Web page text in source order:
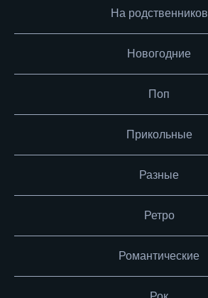
На родственников
Новогодние
Поп
Прикольные
Разные
Ретро
Романтические